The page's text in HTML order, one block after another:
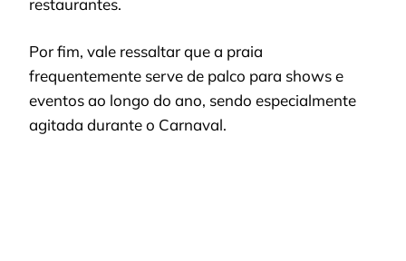
Por fim, vale ressaltar que a praia
frequentemente serve de palco para shows e
eventos ao longo do ano, sendo especialmente
agitada durante o Carnaval.